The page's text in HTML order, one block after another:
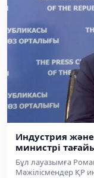
Индустрия
министрі
Бұл лауазымға
Мәжілісмендер ҚР